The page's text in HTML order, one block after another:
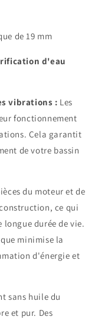
de 19 mm
d'eau
vibrations : Les
fonctionnement
Cela garantit
de votre bassin
du moteur et de
ce qui
durée de vie.
minimise la
d'énergie et
sans huile du
et pur. Des